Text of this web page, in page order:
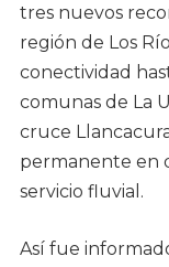
tres nuevos
región de Los
conectividad
comunas de La
cruce
permanente en
servicio fluvial.
Así fue